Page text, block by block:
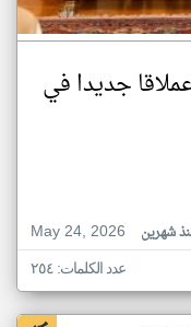
جديدا في
May 24, 2026
شهرين
عدد الكلمات: ٢٥٤